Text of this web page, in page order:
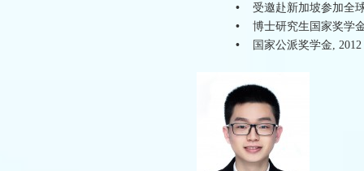
• 受邀赴新加坡参加全
• 博士研究生国家奖学
• 国家公派奖学金, 2012